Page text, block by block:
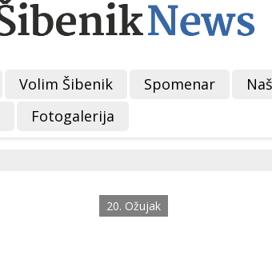
Volim Šibenik Spomenar
Fotogalerija
20. Ožujak